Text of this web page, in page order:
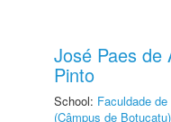
José Paes de
Pinto
School: Faculdade
(Câmpus de Botucatu)